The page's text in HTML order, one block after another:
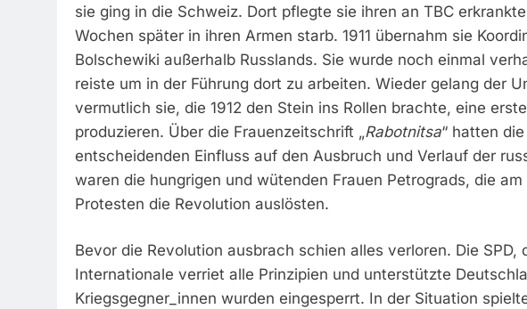
sie ging in die Schweiz. Dort pflegte sie ihren an TBC
Wochen später in ihren Armen starb. 1911 übernahm sie
Bolschewiki außerhalb Russlands. Sie wurde noch einmal
reiste um in der Führung dort zu arbeiten. Wieder gelang der
vermutlich sie, die 1912 den Stein ins Rollen brachte, eine
produzieren. Über die Frauenzeitschrift „Rabotnitsa“ hatten
entscheidenden Einfluss auf den Ausbruch und Verlauf der
waren die hungrigen und wütenden Frauen Petrograds, die
Protesten die Revolution auslösten.
Bevor die Revolution ausbrach schien alles verloren. Die
Internationale verriet alle Prinzipien und unterstützte
Kriegsgegner_innen wurden eingesperrt. In der Situation